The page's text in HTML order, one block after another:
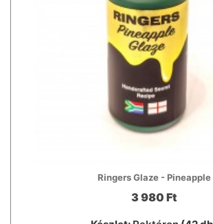
Ringers Glaze - Pineapple
3 980 Ft